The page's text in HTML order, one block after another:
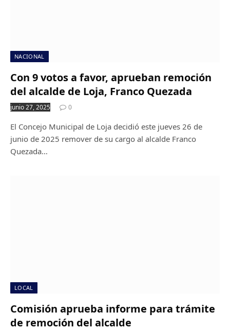
NACIONAL
Con 9 votos a favor, aprueban remoción
del alcalde de Loja, Franco Quezada
junio 27, 2025 0
El Concejo Municipal de Loja decidió este jueves 26 de
junio de 2025 remover de su cargo al alcalde Franco
Quezada…
LOCAL
Comisión aprueba informe para trámite
de remoción del alcalde